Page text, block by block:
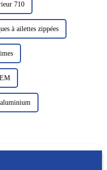
710
à ailettes zippées